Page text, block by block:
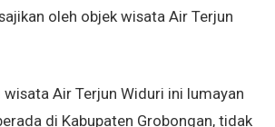
oleh objek wisata Air Terjun
Air Terjun Widuri ini lumayan
di Kabupaten Grobongan, tidak